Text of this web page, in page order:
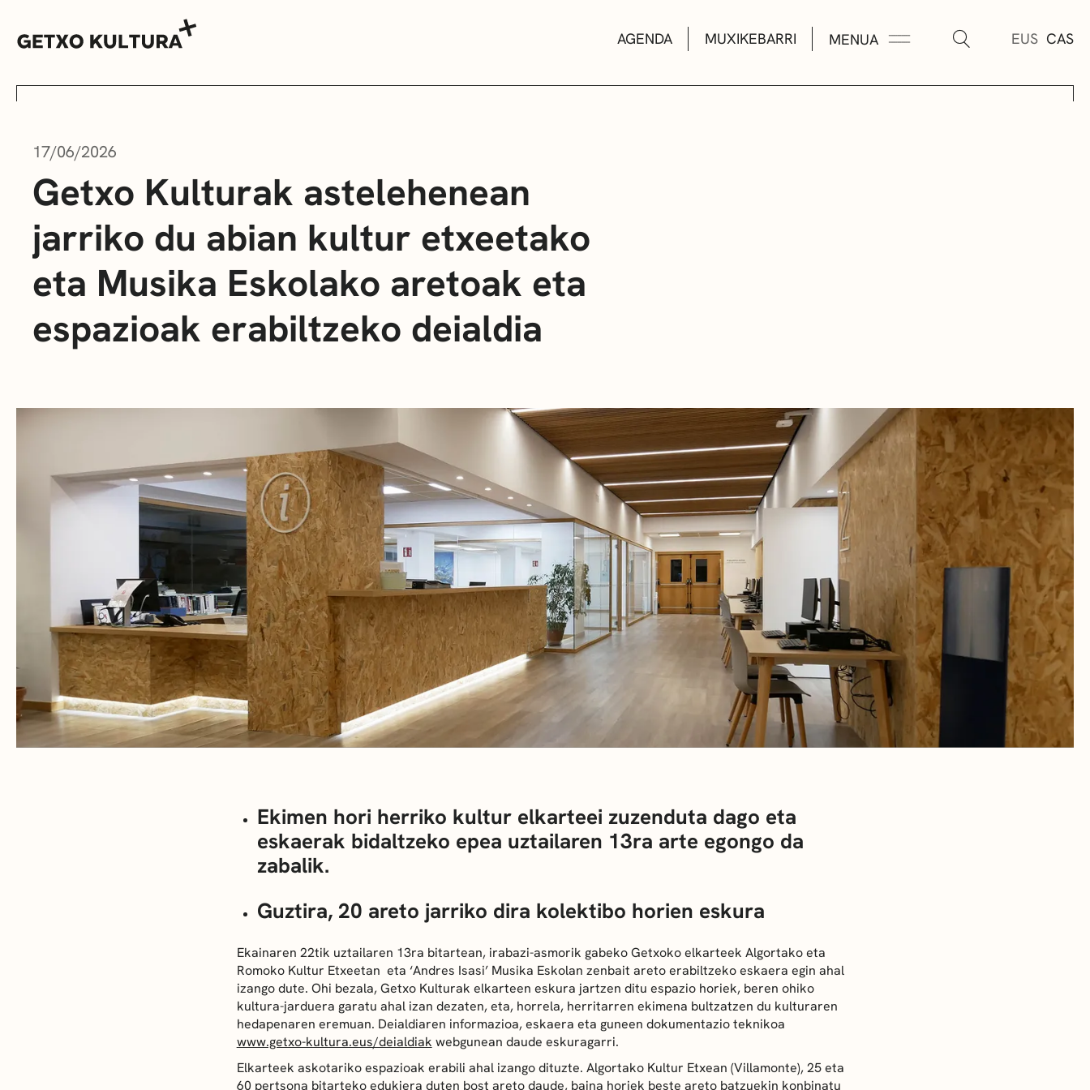
AGENDA MUXIKEBARRI MENUA EUS CAS
AGENDA
MUXIKEBARRI
KONTAKTUA
SARRERAK
KULTUR ETXEAK
LIBURUTEGIAK
MUSIKA ESKOLA
BERRIAK
GETXO KULTURA
KULTUR ELKARTEAK
17/06/2026
Getxo Kulturak astelehenean
jarriko du abian kultur etxeetako
eta Musika Eskolako aretoak eta
espazioak erabiltzeko deialdia
Ekimen hori herriko kultur elkarteei zuzenduta dago eta
eskaerak bidaltzeko epea uztailaren 13ra arte egongo da
zabalik.
Guztira, 20 areto jarriko dira kolektibo horien eskura
Ekainaren 22tik uztailaren 13ra bitartean, irabazi-asmorik gabeko Getxoko elkarteek Algortako eta
Romoko Kultur Etxeetan eta ‘Andres Isasi’ Musika Eskolan zenbait areto erabiltzeko eskaera egin ahal
izango dute. Ohi bezala, Getxo Kulturak elkarteen eskura jartzen ditu espazio horiek, beren ohiko
kultura-jarduera garatu ahal izan dezaten, eta, horrela, herritarren ekimena bultzatzen du kulturaren
hedapenaren eremuan. Deialdiaren informazioa, eskaera eta guneen dokumentazio teknikoa
www.getxo-kultura.eus/deialdiak webgunean daude eskuragarri.
Elkarteek askotariko espazioak erabili ahal izango dituzte. Algortako Kultur Etxean (Villamonte), 25 eta
60 pertsona bitarteko edukiera duten bost areto daude, baina horiek beste areto batzuekin konbinatu